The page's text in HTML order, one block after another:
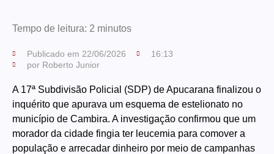
Tempo de leitura: 2 minutos
Publicado em 22/06/2026
16:13
por Roberto Junior
A 17ª Subdivisão Policial (SDP) de Apucarana finalizou o
inquérito que apurava um esquema de estelionato no
município de Cambira. A investigação confirmou que um
morador da cidade fingia ter leucemia para comover a
população e arrecadar dinheiro por meio de campanhas